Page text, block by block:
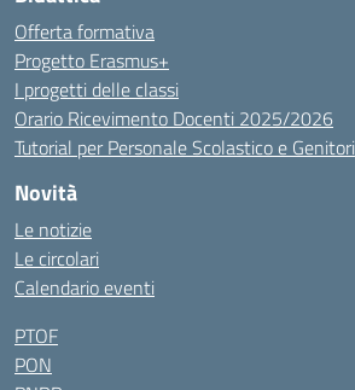
Offerta formativa
Progetto Erasmus+
I progetti delle classi
Orario Ricevimento Docenti 2025/2026
Tutorial per Personale Scolastico e Genitori
Novità
Le notizie
Le circolari
Calendario eventi
PTOF
PON